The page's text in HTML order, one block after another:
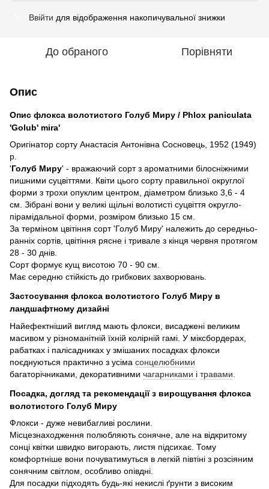
Ввійти для відображення накопичувальної знижки
До обраного Порівняти
Опис
Опис флокса волотистого Голуб Миру / Phlox paniculata
'Golub' mira'
Оригінатор сорту Анастасія Антонівна Сосновець, 1952 (1949)
р.
'Голуб Миру' - вражаючий сорт з ароматними білосніжними
пишними суцвіттями. Квіти цього сорту правильної округлої
форми з трохи опуклим центром, діаметром близько 3,6 - 4
см. Зібрані вони у великі щільні волотисті суцвіття округло-
пірамідальної форми, розміром близько 15 см.
За терміном цвітіння сорт 'Голуб Миру' належить до середньо-
ранніх сортів, цвітіння рясне і тривале з кінця червня протягом
28 - 30 днів.
Сорт формує кущ висотою 70 - 90 см.
Має середню стійкість до грибкових захворювань.
Застосування флокса волотистого Голуб Миру в
ландшафтному дизайні
Найефектніший вигляд мають флокси, висаджені великим
масивом у різноманітній їхній колірній гамі. У міксбордерах,
рабатках і палісадниках у змішаних посадках флокси
поєднуються практично з усіма сонцелюбними
багаторічниками, декоративними чагарниками і травами
Посадка, догляд та рекомендації з вирощування флокса
волотистого Голуб Миру
Флокси - дуже невибагливі рослини.
Місцезнаходження полюбляють сонячне, але на відкритому
сонці квітки швидко вигорають, листя підсихає. Тому
комфортніше вони почуватимуться в легкій півтіні з розсіяним
сонячним світлом, особливо опівдні.
Для посадки підходять будь-які некислі ґрунти з високим